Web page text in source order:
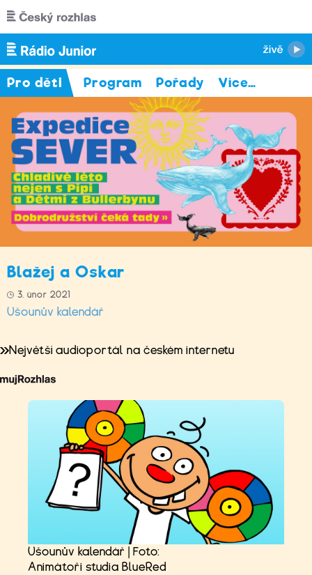
Přejít k hlavnímu obsahu
Pro děti Program Pořady Více…
Blažej a Oskar
3. únor 2021
Ušounův kalendář
Největší audioportál na českém internetu
Ušounův kalendář | Foto:
Animátoři studia BlueRed